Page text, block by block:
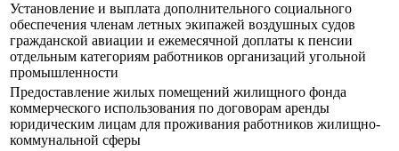
Установление и выплата дополнительного социального
обеспечения членам летных экипажей воздушных судов
гражданской авиации и ежемесячной доплаты к пенсии
отдельным категориям работников организаций угольной
промышленности
Предоставление жилых помещений жилищного фонда
коммерческого использования по договорам аренды
юридическим лицам для проживания работников жилищно-
коммунальной сферы